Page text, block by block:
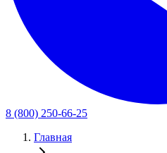
8 (800) 250-66-25
Главная